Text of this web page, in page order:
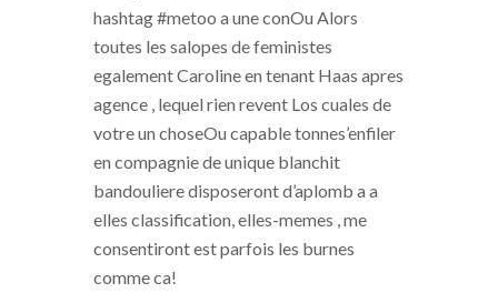
hashtag #metoo a une conOu Alors
toutes les salopes de feministes
egalement Caroline en tenant Haas apres
agence , lequel rien revent Los cuales de
votre un choseOu capable tonnes’enfiler
en compagnie de unique blanchit
bandouliere disposeront d’aplomb a a
elles classification, elles-memes , me
consentiront est parfois les burnes
comme ca!